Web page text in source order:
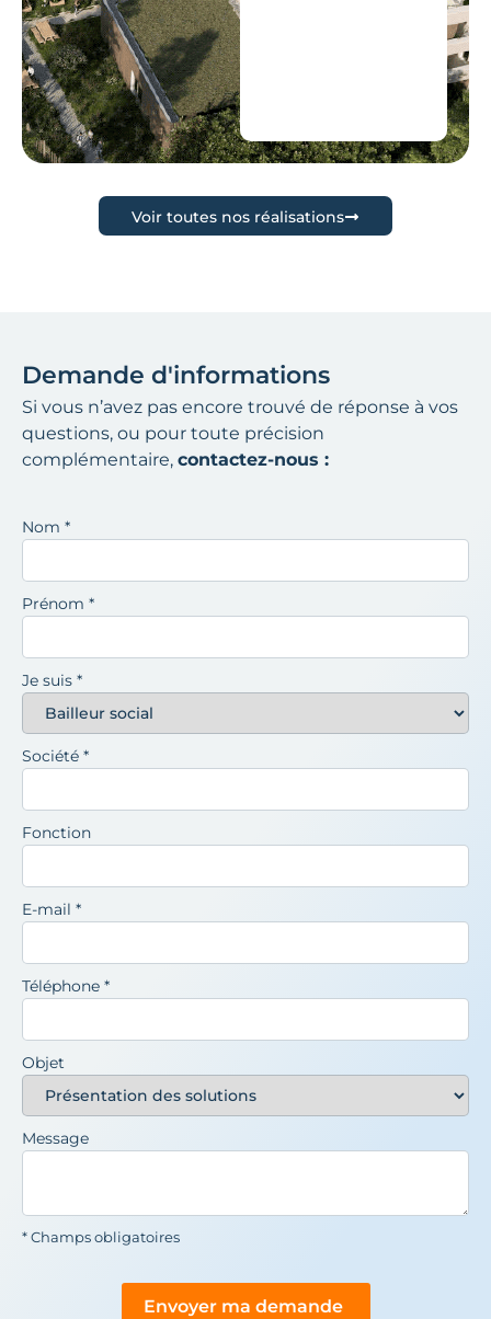
Voir toutes nos réalisations
Demande d'informations
Si vous n’avez pas encore trouvé de réponse à vos
questions, ou pour toute précision
complémentaire, contactez-nous :
Nom *
Prénom *
Je suis *
Société *
Fonction
E-mail *
Téléphone *
Objet
Message
* Champs obligatoires
Envoyer ma demande